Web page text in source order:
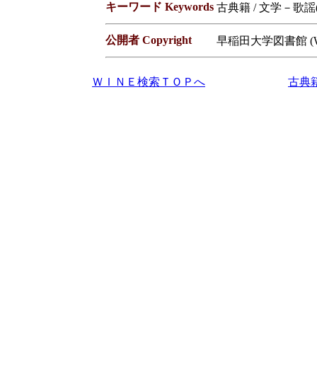
キーワード Keywords 古典籍 / 文学－歌
公開者 Copyright 早稲田大学図書館
ＷＩＮＥ検索ＴＯＰへ 古典